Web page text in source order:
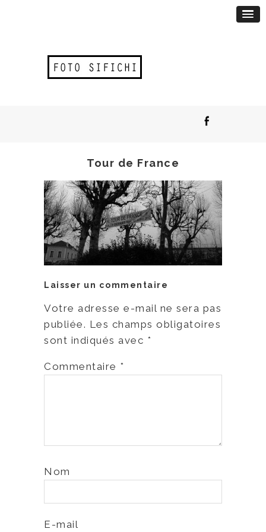
Tour de France
Laisser un commentaire
Votre adresse e-mail ne sera pas
publiée. Les champs obligatoires
sont indiqués avec *
Commentaire *
Nom
E-mail